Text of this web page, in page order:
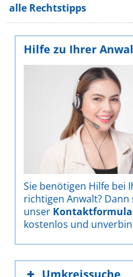
alle Rechtstipps
Hilfe zu Ihrer
Sie benötigen Hilfe bei
richtigen Anwalt?
unser
kostenlos und
Umkreissuche